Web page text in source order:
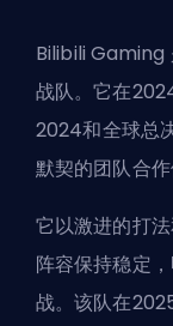
Bilibili Gaming
战队。它在
2024和全球总
默契的团队合
它以激进的打
阵容保持稳定
战。该队在